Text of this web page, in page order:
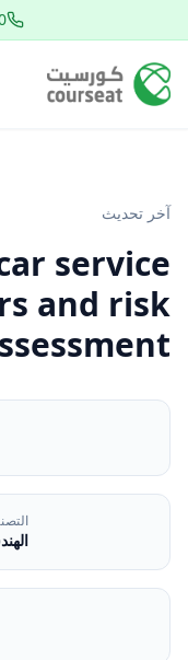
آخر تحديث
service
and risk